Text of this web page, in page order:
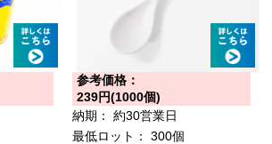
参考価格：
239円(1000個)
納期：
約30営業日
最低ロット：
300個